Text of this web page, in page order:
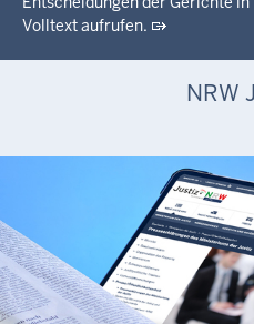
Volltext aufrufen.
NRW